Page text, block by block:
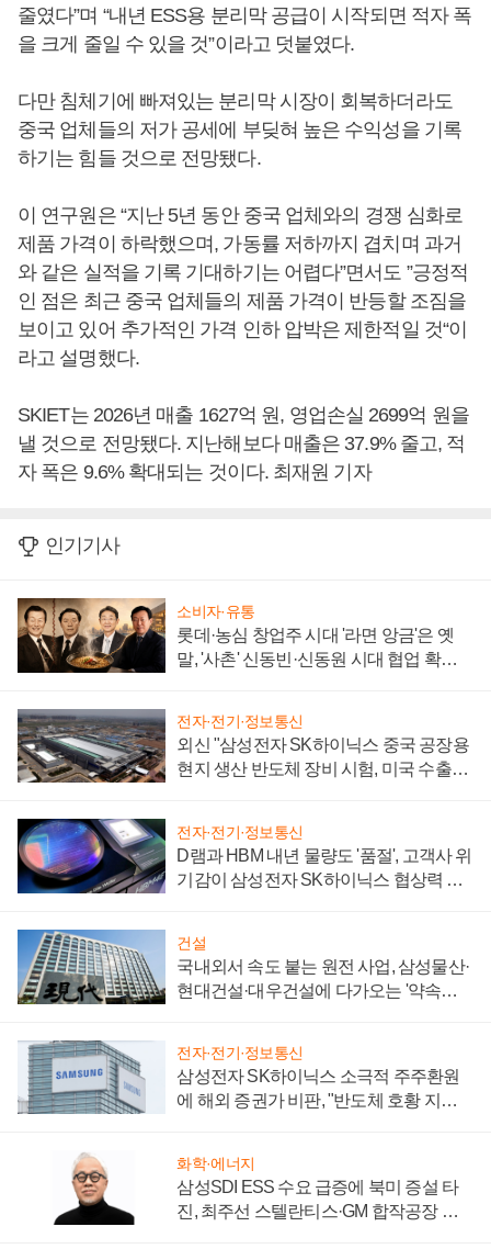
줄였다”며 “내년 ESS용 분리막 공급이 시작되면 적자 폭
을 크게 줄일 수 있을 것”이라고 덧붙였다.
다만 침체기에 빠져있는 분리막 시장이 회복하더라도
중국 업체들의 저가 공세에 부딪혀 높은 수익성을 기록
하기는 힘들 것으로 전망됐다.
이 연구원은 “지난 5년 동안 중국 업체와의 경쟁 심화로
제품 가격이 하락했으며, 가동률 저하까지 겹치며 과거
와 같은 실적을 기록 기대하기는 어렵다”면서도 ”긍정적
인 점은 최근 중국 업체들의 제품 가격이 반등할 조짐을
보이고 있어 추가적인 가격 인하 압박은 제한적일 것“이
라고 설명했다.
SKIET는 2026년 매출 1627억 원, 영업손실 2699억 원을
낼 것으로 전망됐다. 지난해보다 매출은 37.9% 줄고, 적
자 폭은 9.6% 확대되는 것이다. 최재원 기자
인기기사
소비자·유통
롯데·농심 창업주 시대 '라면 앙금'은 옛
말, '사촌' 신동빈·신동원 시대 협업 확대
전자·전기·정보통신
외신 "삼성전자 SK하이닉스 중국 공장용
현지 생산 반도체 장비 시험, 미국 수출통
전자·전기·정보통신
D램과 HBM 내년 물량도 '품절', 고객사 위
기감이 삼성전자 SK하이닉스 협상력 더
건설
국내외서 속도 붙는 원전 사업, 삼성물산·
현대건설·대우건설에 다가오는 '약속의
전자·전기·정보통신
삼성전자 SK하이닉스 소극적 주주환원
에 해외 증권가 비판, "반도체 호황 지속
화학·에너지
삼성SDI ESS 수요 급증에 북미 증설 타
진, 최주선 스텔란티스·GM 합작공장 건